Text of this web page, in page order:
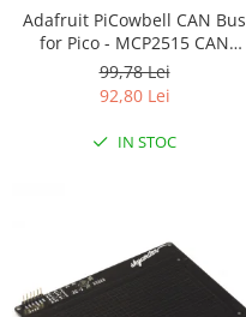
Releu
RS-232
Breadboard
Adafruit PiCowbell CAN Bus
for Pico - MCP2515 CAN
Controller
99,78 Lei
92,80 Lei
IN STOC